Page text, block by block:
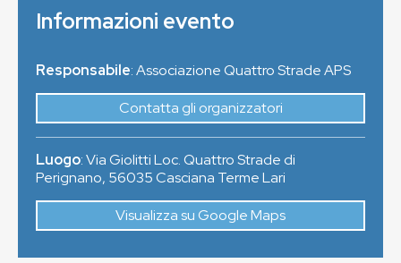
Informazioni evento
Responsabile: Associazione Quattro Strade APS
Contatta gli organizzatori
Luogo:Via Giolitti Loc. Quattro Strade di
Perignano, 56035Casciana Terme Lari
Visualizza su Google Maps